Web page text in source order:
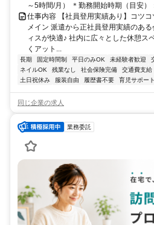
～5時間/月） ＊勤務開始時期（目安）
仕事内容 【社員登用実績あり】コツ
メイン 派遣から正社員登用実績のあ
ィスが快適♪ 社内に広々とした休憩ス
くアット...
長期 固定時間制 平日のみOK 未経験者歓迎
ネイルOK
残業なし 社会保険完備 交通費支給
土日祝休み
服装自由 履歴書不要 育児サポー
同じ企業の求人
業務委託